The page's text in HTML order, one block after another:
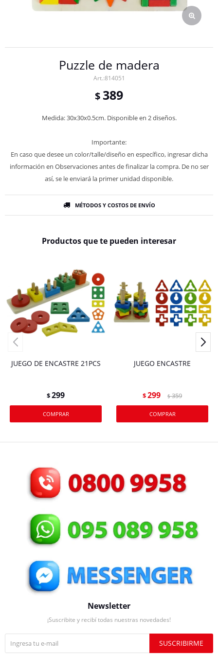
Puzzle de madera
814051
$ 389
Medida: 30x30x0.5cm. Disponible en 2 diseños.
Importante:
En caso que desee un color/talle/diseño en específico, ingresar dicha
información en Observaciones antes de finalizar la compra. De no ser
así, se le enviará la primer unidad disponible.
MÉTODOS Y COSTOS DE ENVÍO
Productos que te pueden interesar
JUEGO DE ENCASTRE 21PCS
$299
JUEGO ENCASTRE
$299 $ 359
Newsletter
¡Suscribite y recibí todas nuestras novedades!
SUSCRIBIRME